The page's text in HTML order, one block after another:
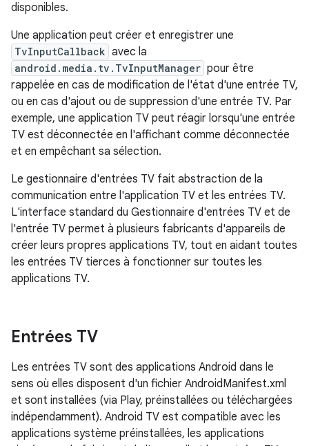
disponibles.
Une application peut créer et enregistrer une
TvInputCallback avec la
android.media.tv.TvInputManager pour être
rappelée en cas de modification de l'état d'une entrée TV,
ou en cas d'ajout ou de suppression d'une entrée TV. Par
exemple, une application TV peut réagir lorsqu'une entrée
TV est déconnectée en l'affichant comme déconnectée
et en empêchant sa sélection.
Le gestionnaire d'entrées TV fait abstraction de la
communication entre l'application TV et les entrées TV.
L'interface standard du Gestionnaire d'entrées TV et de
l'entrée TV permet à plusieurs fabricants d'appareils de
créer leurs propres applications TV, tout en aidant toutes
les entrées TV tierces à fonctionner sur toutes les
applications TV.
Entrées TV
Les entrées TV sont des applications Android dans le
sens où elles disposent d'un fichier AndroidManifest.xml
et sont installées (via Play, préinstallées ou téléchargées
indépendamment). Android TV est compatible avec les
applications système préinstallées, les applications